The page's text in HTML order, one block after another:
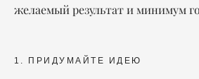
желаемый результат и минимум
1. ПРИДУМАЙТЕ ИДЕЮ